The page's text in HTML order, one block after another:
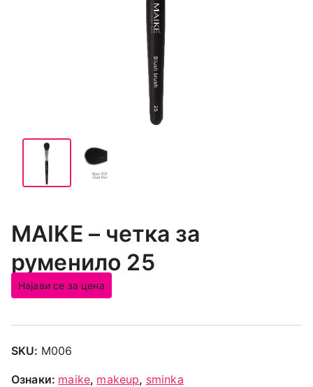
MAIKE – четка за
руменило 25
Најави се за цена
SKU: M006
Ознаки: maike, makeup, sminka